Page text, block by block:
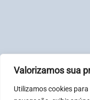
Valorizamos sua
Utilizamos cookies
© Chat2Desk Brasil –
Política de privacidade